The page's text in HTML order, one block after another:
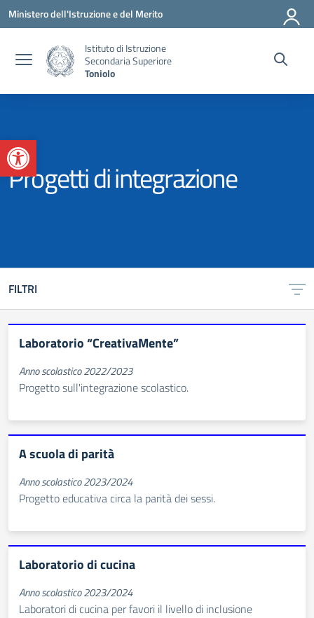
Apri la barra degli strumenti
Vai ai contenuti
Vai al menu di navigazione
Vai al footer
Ministero dell'Istruzione e del Merito
Istituto di Istruzione
Secondaria Superiore
Toniolo
Progetti di integrazione
FILTRI
Laboratorio “CreativaMente”
Anno scolastico 2022/2023
Progetto sull'integrazione scolastico.
A scuola di parità
Anno scolastico 2023/2024
Progetto educativa circa la parità dei sessi.
Laboratorio di cucina
Anno scolastico 2023/2024
Laboratori di cucina per favori il livello di inclusione